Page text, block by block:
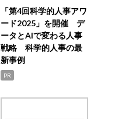
「第4回科学的人事アワ
ード2025」を開催 デ
ータとAIで変わる人事
戦略 科学的人事の最
新事例
PR